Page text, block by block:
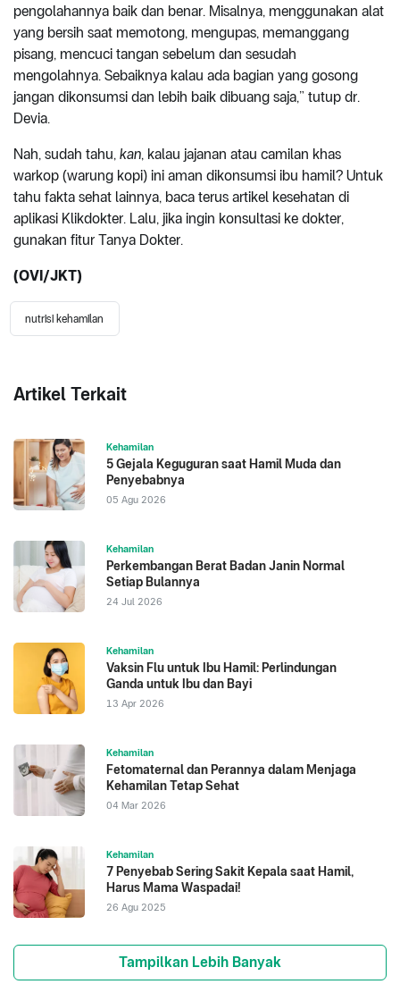
pengolahannya baik dan benar. Misalnya, menggunakan alat
yang bersih saat memotong, mengupas, memanggang
pisang, mencuci tangan sebelum dan sesudah
mengolahnya. Sebaiknya kalau ada bagian yang gosong
jangan dikonsumsi dan lebih baik dibuang saja,” tutup dr.
Devia.
Nah, sudah tahu, kan, kalau jajanan atau camilan khas
warkop (warung kopi) ini aman dikonsumsi ibu hamil? Untuk
tahu fakta sehat lainnya, baca terus artikel kesehatan di
aplikasi Klikdokter. Lalu, jika ingin konsultasi ke dokter,
gunakan fitur Tanya Dokter.
(OVI/JKT)
nutrisi kehamilan
Artikel Terkait
Kehamilan
5 Gejala Keguguran saat Hamil Muda dan
Penyebabnya
05 Agu 2026
Kehamilan
Perkembangan Berat Badan Janin Normal
Setiap Bulannya
24 Jul 2026
Kehamilan
Vaksin Flu untuk Ibu Hamil: Perlindungan
Ganda untuk Ibu dan Bayi
13 Apr 2026
Kehamilan
Fetomaternal dan Perannya dalam Menjaga
Kehamilan Tetap Sehat
04 Mar 2026
Kehamilan
7 Penyebab Sering Sakit Kepala saat Hamil,
Harus Mama Waspadai!
26 Agu 2025
Tampilkan Lebih Banyak